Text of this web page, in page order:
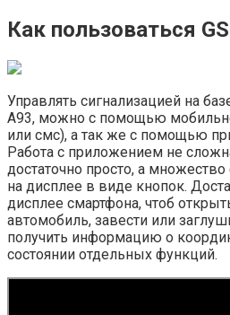
Как пользоваться
Управлять сигнализацией на
A93, можно с помощью
или смс), а так же с помощью
Работа с приложением не
достаточно просто, а
на дисплее в виде кнопок.
дисплее смартфона, чтоб
автомобиль, завести или
получить информацию о
состоянии отдельных функций.